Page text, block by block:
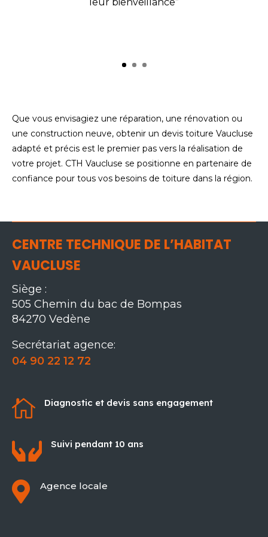
Que vous envisagiez une réparation, une rénovation ou
une construction neuve, obtenir un devis toiture Vaucluse
adapté et précis est le premier pas vers la réalisation de
votre projet. CTH Vaucluse se positionne en partenaire de
confiance pour tous vos besoins de toiture dans la région.
CENTRE TECHNIQUE DE L’HABITAT
VAUCLUSE
Siège :
505 Chemin du bac de Bompas
84270 Vedène
Secrétariat agence:
04 90 22 12 72
 Diagnostic et devis sans engagement
 Suivi pendant 10 ans
 Agence locale